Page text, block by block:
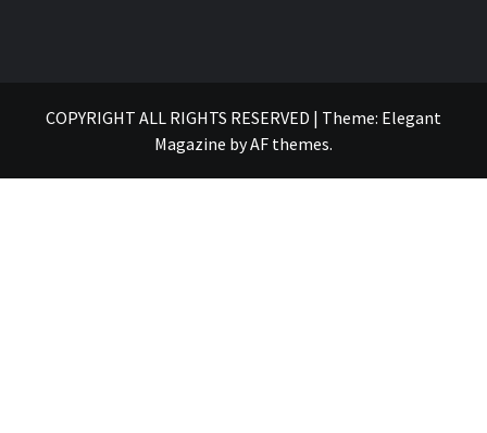
COPYRIGHT ALL RIGHTS RESERVED | Theme: Elegant
Magazine byAF themes.